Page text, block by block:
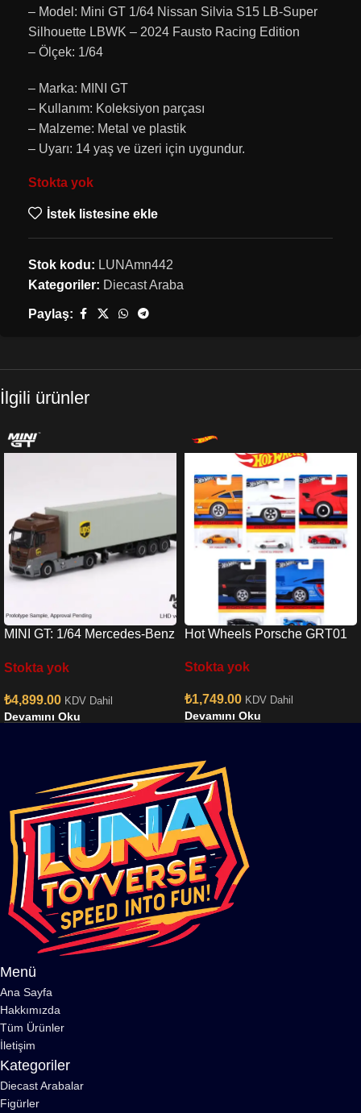
– Model: Mini GT 1/64 Nissan Silvia S15 LB-Super
Silhouette LBWK – 2024 Fausto Racing Edition
– Ölçek: 1/64
– Marka: MINI GT
– Kullanım: Koleksiyon parçası
– Malzeme: Metal ve plastik
– Uyarı: 14 yaş ve üzeri için uygundur.
Stokta yok
İstek listesine ekle
Stok kodu: LUNAmn442
Kategoriler: Diecast Araba
Paylaş:
İlgili ürünler
MINI GT: 1/64 Mercedes-Benz
UPS Europe”
Stokta yok
₺4,899.00 KDV Dahil
Devamını Oku
Hot Wheels Porsche GRT01
Stokta yok
₺1,749.00 KDV Dahil
Devamını Oku
Menü
Ana Sayfa
Hakkımızda
Tüm Ürünler
İletişim
Kategoriler
Diecast Arabalar
Figürler